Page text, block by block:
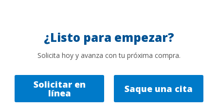
¿Listo para empezar?
Solicita hoy y avanza con tu próxima compra.
Solicitar en
línea Saque una cita